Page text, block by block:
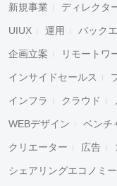
新規事業 ディレクタ
UIUX 運用 バック
企画立案 リモートワ
インサイドセールス
インフラ クラウド
WEBデザイン ベンチ
クリエーター 広告
シェアリングエコノミー